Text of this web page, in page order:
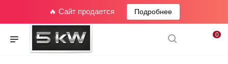
🔥 Сайт продается Подробнее
0